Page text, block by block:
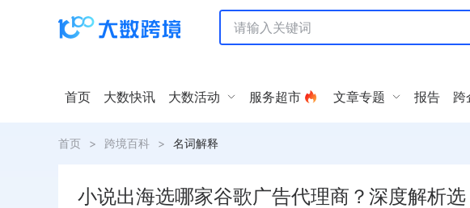
首页 大数快讯 大数活动 服务超市 文章专题 报告 跨
首页 > 跨境百科 > 名词解释
小说出海选哪家谷歌广告代理商？深度解析选